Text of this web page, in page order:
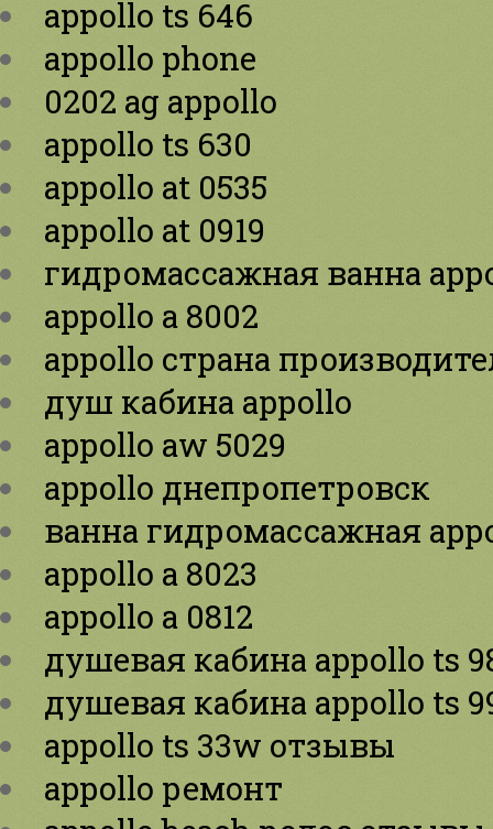
appollo ts 646
appollo phone
0202 ag appollo
appollo ts 630
appollo at 0535
appollo at 0919
гидромассажная ванна
appollo a 8002
appollo страна
душ кабина appollo
appollo aw 5029
appollo днепропетровск
ванна гидромассажная
appollo a 8023
appollo a 0812
душевая кабина appollo ts
душевая кабина appollo ts
appollo ts 33w отзывы
appollo ремонт